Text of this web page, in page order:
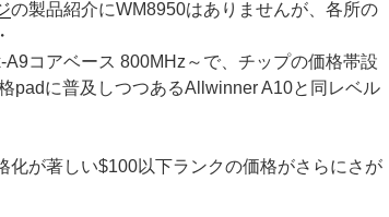
の製品紹介にWM8950はありませんが、各所の
コアベース 800MHz～で、チップの価格帯設
padに普及しつつあるAllwinner A10と同レベル
化が著しい$100以下ランクの価格がさらにさが